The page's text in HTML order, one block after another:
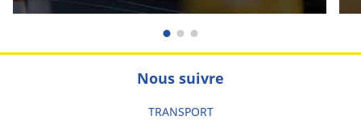
Nous suivre
TRANSPORT